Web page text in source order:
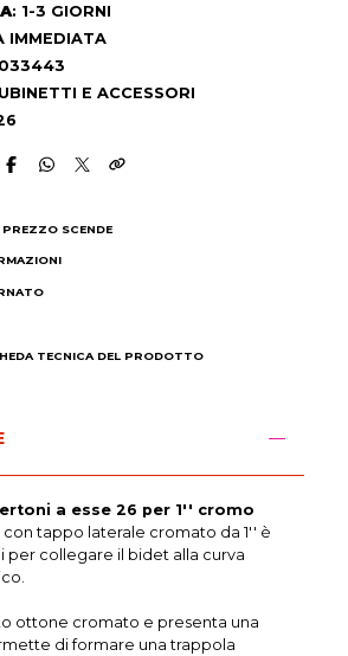
: 1-3 GIORNI
IMMEDIATA
E ACCESSORI
PREZZO SCENDE
TECNICA DEL PRODOTTO
a esse 26 per 1'' cromo
con tappo laterale cromato da 1'' è
per collegare il bidet alla curva
ottone cromato e presenta una
di formare una trappola